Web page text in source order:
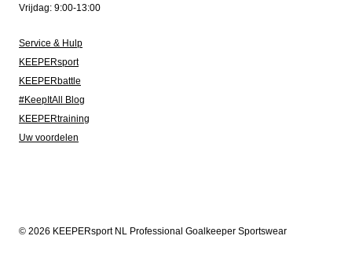
Vrijdag: 9:00-13:00
Service & Hulp
KEEPERsport
KEEPERbattle
#KeepItAll Blog
KEEPERtraining
Uw voordelen
© 2026 KEEPERsport NL Professional Goalkeeper Sportswear